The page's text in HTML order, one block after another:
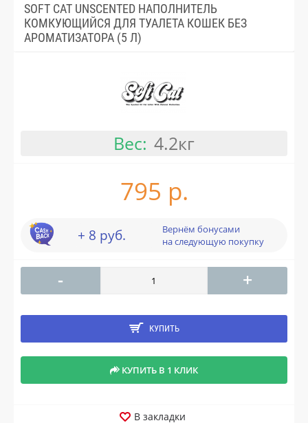
SOFT CAT UNSCENTED НАПОЛНИТЕЛЬ
КОМКУЮЩИЙСЯ ДЛЯ ТУАЛЕТА КОШЕК БЕЗ
АРОМАТИЗАТОРА (5 Л)
Вес: 4.2кг
795 р.
+ 8 руб.
Вернём бонусами
на следующую покупку
- +
КУПИТЬ
КУПИТЬ В 1 КЛИК
В закладки